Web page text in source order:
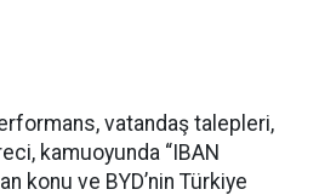
vatandaş talepleri,
kamuoyunda “IBAN
konu ve BYD’nin Türkiye